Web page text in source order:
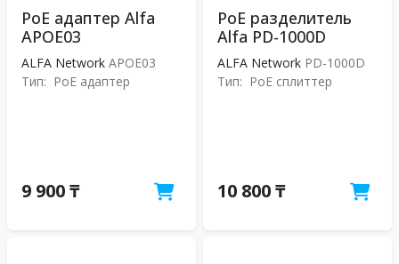
PoE адаптер Alfa
APOE03
ALFA Network APOE03
Тип: PoE адаптер
9 900 ₸
PoE разделитель
Alfa PD-1000D
ALFA Network PD-1000D
Тип: PoE сплиттер
10 800 ₸